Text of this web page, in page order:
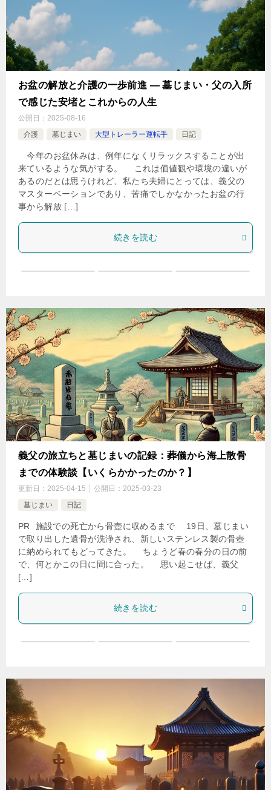
お盆の解放と介護の一歩前進 ― 墓じまい・父の入所
で感じた安堵とこれからの人生
公開日： 2025-08-16
介護
墓じまい 大型トレーラー運転手 日記
今年のお盆休みは、例年になくリラックスすることが出
来ているような気がする。 これは価値観や環境の違いが
あるのだとは思うけれど、私たち夫婦にとっては、義父の
マスターベーションであり、苦痛でしかなかったお盆の行
事から解放 […]
続きを読む
義父の旅立ちと墓じまいの記録：葬儀から海上散骨
までの体験談【いくらかかったのか？】
更新日： 2025-04-15 公開日： 2025-03-23
墓じまい
日記
PR ​ 施設での死亡から骨壺に収めるまで 19日、墓じまい
で取り出した遺骨が洗浄され、新しいステンレス製の骨壺
に納められてもどってきた。 ちょうど春の春分の日の前
で、何とかこの日に間に合った。 思い起こせば、義父
[…]
続きを読む